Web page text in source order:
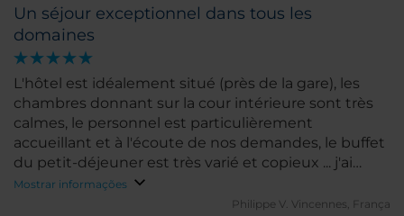
Un séjour exceptionnel dans tous les
domaines
L'hôtel est idéalement situé (près de la gare), les
chambres donnant sur la cour intérieure sont très
calmes, le personnel est particulièrement
accueillant et à l'écoute de nos demandes, le buffet
du petit-déjeuner est très varié et copieux ... j'ai
vraiment apprécié cet hotel !
Mostrar informações
Philippe V. Vincennes, França